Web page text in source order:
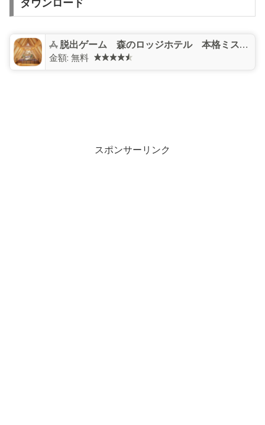
ダウンロード
脱出ゲーム 森のロッジホテル 本格ミステリー推理
金額: 無料
スポンサーリンク